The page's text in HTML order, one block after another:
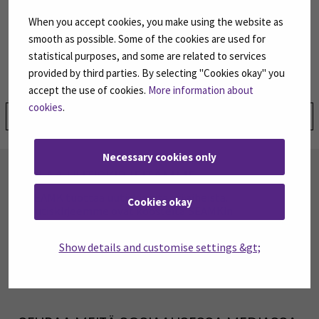
When you accept cookies, you make using the website as
smooth as possible. Some of the cookies are used for
statistical purposes, and some are related to services
provided by third parties. By selecting "Cookies okay" you
accept the use of cookies. More information about
cookies.
Necessary cookies only
Cookies okay
Show details and customise settings &gt;
ukrainalaisiajakiinalaisiaopiskelijoitaeripartnerimaiden
ryhmissä.Setuokeskusteluunmonipuolisuuttaja
arvokkaitanäkökulmia” Kareinen toteaa.
Jaa:
TILAA UUTISKIRJEITÄMME
SEAMK tuottaa uutiskirjeitä eri aiheista.
Uutiskirjeemme ovat koosteita SEAMKin
ajankohtaisista koulutuksista, tapahtumista ja